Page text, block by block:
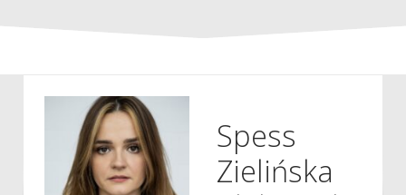
Spess
Zielińska